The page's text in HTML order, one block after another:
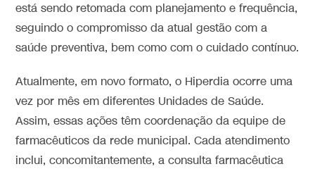
está sendo retomada com planejamento e frequência,
seguindo o compromisso da atual gestão com a
saúde preventiva, bem como com o cuidado contínuo.
Atualmente, em novo formato, o Hiperdia ocorre uma
vez por mês em diferentes Unidades de Saúde.
Assim, essas ações têm coordenação da equipe de
farmacêuticos da rede municipal. Cada atendimento
inclui, concomitantemente, a consulta farmacêutica